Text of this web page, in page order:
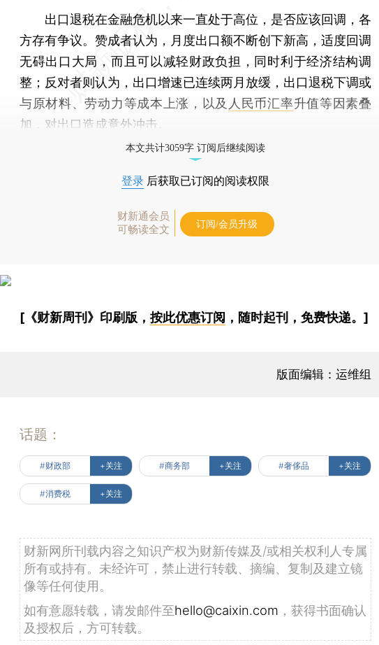
出口退税在金融危机以来一直处于高位，是否应该回调，各
方存有争议。赞成者认为，月度出口额不断创下新高，适度回调
无碍出口大局，而且可以减轻财政负担，同时利于经济结构调
整；反对者则认为，出口增速已连续两月放缓，出口退税下调或
与原材料、劳动力等成本上涨，以及 人民币汇率升值等因素叠
加，对出口造成意外冲击。
本文共计3059字 订阅后继续阅读
登录 后获取已订阅的阅读权限
财新通会员
可畅读全文
订阅/会员升级
[《财新周刊》印刷版， 按此优惠订阅 ，随时起刊，免费快递。]
版面编辑：运维组
话题：
#财政部 +关注 #商务部 +关注 #奢侈品 +关注
#消费税 +关注
财新网所刊载内容之知识产权为财新传媒及/或相关权利人专属
所有或持有。未经许可，禁止进行转载、摘编、复制及建立镜
像等任何使用。
如有意愿转载，请发邮件至hello@caixin.com ，获得书面确认
及授权后，方可转载。